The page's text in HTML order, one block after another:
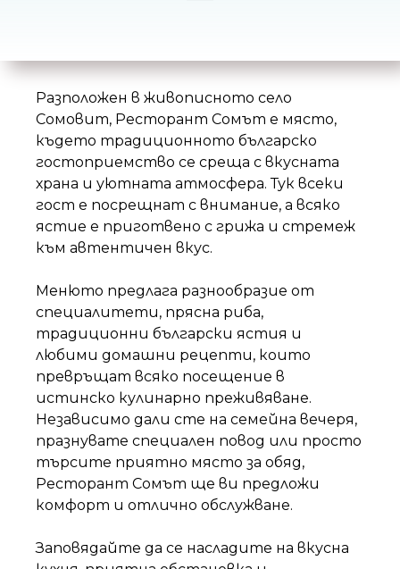
е
Разположен в живописното село
Сомовит, Ресторант Сомът е място,
където традиционното българско
гостоприемство се среща с вкусната
храна и уютната атмосфера. Тук всеки
гост е посрещнат с внимание, а всяко
ястие е приготвено с грижа и стремеж
към автентичен вкус.
Менюто предлага разнообразие от
специалитети, прясна риба,
традиционни български ястия и
любими домашни рецепти, които
превръщат всяко посещение в
истинско кулинарно преживяване.
Независимо дали сте на семейна вечеря,
празнувате специален повод или просто
търсите приятно място за обяд,
Ресторант Сомът ще ви предложи
комфорт и отлично обслужване.
Заповядайте да се насладите на вкусна